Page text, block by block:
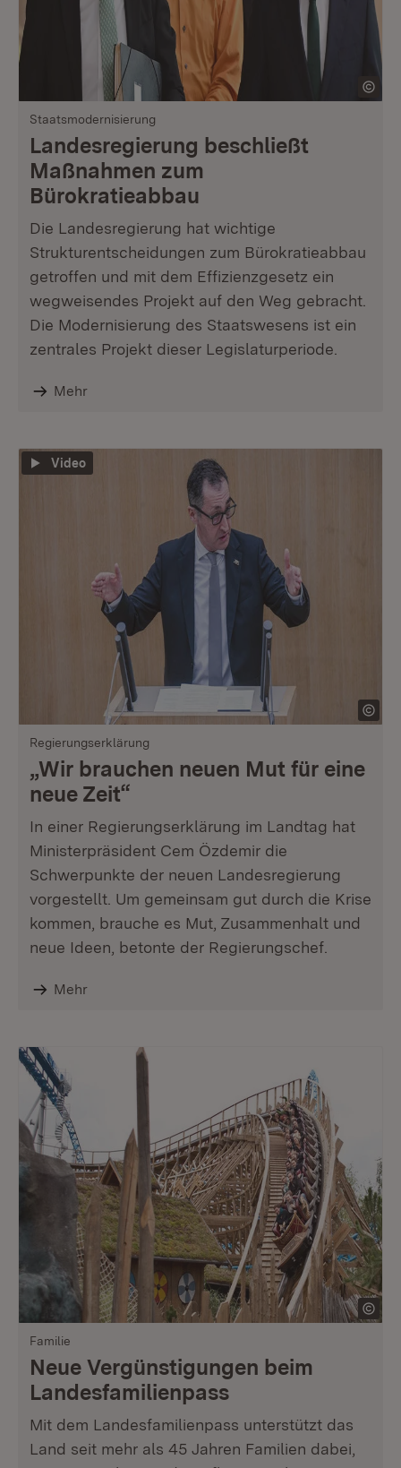
Staatsmodernisierung
Landesregierung beschließt
Maßnahmen zum
Bürokratieabbau
Die Landesregierung hat wichtige
Strukturentscheidungen zum Bürokratieabbau
getroffen und mit dem Effizienzgesetz ein
wegweisendes Projekt auf den Weg gebracht.
Die Modernisierung des Staatswesens ist ein
zentrales Projekt dieser Legislaturperiode.
Mehr
Video
Regierungserklärung
„Wir brauchen neuen Mut für eine
neue Zeit“
In einer Regierungserklärung im Landtag hat
Ministerpräsident Cem Özdemir die
Schwerpunkte der neuen Landesregierung
vorgestellt. Um gemeinsam gut durch die Krise
kommen, brauche es Mut, Zusammenhalt und
neue Ideen, betonte der Regierungschef.
Mehr
Familie
Neue Vergünstigungen beim
Landesfamilienpass
Mit dem Landesfamilienpass unterstützt das
Land seit mehr als 45 Jahren Familien dabei,